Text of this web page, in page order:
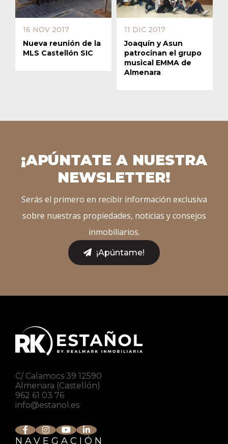
16 NOV 2017
Nueva reunión de la
MLS Castellón SIC
11 DIC 2017
Joaquín y Asun
patrocinan el grupo
musical EMMA de
Almenara
¡APÚNTATE A NUESTRA
NEWSLETTER!
Serás el primero en recibir información exclusiva
sobre nuestras propiedades, noticias y consejos
inmobiliarios.
¡Apúntame!
C/ Calamocs 39 12590
Almenara (Castellón)
962 61 03 76
info@estanol.es
NAVEGACIÓN